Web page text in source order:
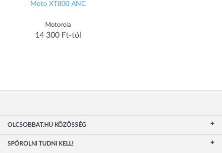
Moto XT800 ANC
Motorola
14 300 Ft-tól
OLCSOBBAT.HU KÖZÖSSÉG
SPÓROLNI TUDNI KELL!